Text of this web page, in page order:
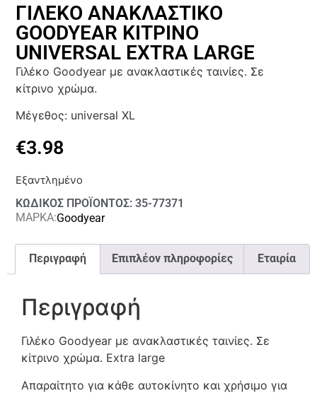
ΓΙΛΕΚΟ ΑΝΑΚΛΑΣΤΙΚΟ
GOODYEAR ΚΙΤΡΙΝΟ
UNIVERSAL EXTRA LARGE
Γιλέκο Goodyear με ανακλαστικές ταινίες. Σε
κίτρινο χρώμα.
Μέγεθος: universal XL
€3.98
Εξαντλημένο
ΚΩΔΙΚΟΣ ΠΡΟΪΟΝΤΟΣ: 35-77371
ΜΑΡΚΑ:Goodyear
Περιγραφή Επιπλέον πληροφορίες Εταιρία
Περιγραφή
Γιλέκο Goodyear με ανακλαστικές ταινίες. Σε
κίτρινο χρώμα. Extra large
Απαραίτητο για κάθε αυτοκίνητο και χρήσιμο για